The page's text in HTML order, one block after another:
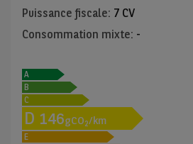
Puissance fiscale: 7 CV
Consommation mixte: -
A
B
C
D 146gCO2/km
E